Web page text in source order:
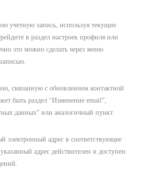
учетную запись, используя текущие
в раздел настроек профиля или
это можно сделать через меню
связанную с обновлением контактной
быть раздел “Изменение email”,
данных” или аналогичный пункт.
электронный адрес в соответствующее
адрес действителен и доступен